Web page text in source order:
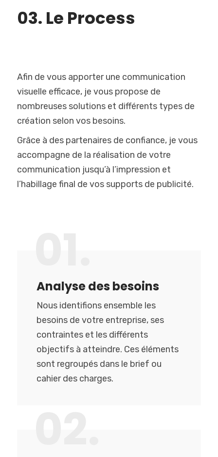
03. Le Process
Afin de vous apporter une communication
visuelle efficace, je vous propose de
nombreuses solutions et différents types de
création selon vos besoins.
Grâce à des partenaires de confiance, je vous
accompagne de la réalisation de votre
communication jusqu’à l’impression et
l’habillage final de vos supports de publicité.
Analyse des besoins
Nous identifions ensemble les
besoins de votre entreprise, ses
contraintes et les différents
objectifs à atteindre. Ces éléments
sont regroupés dans le brief ou
cahier des charges.